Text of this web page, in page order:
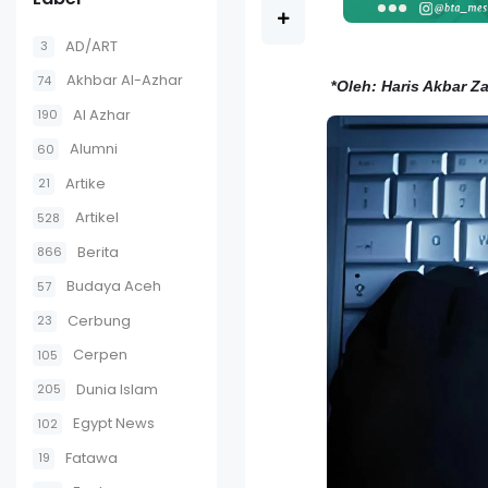
3 AD/ART
74 Akhbar Al-Azhar
190 Al Azhar
60 Alumni
21 Artike
528 Artikel
866 Berita
57 Budaya Aceh
23 Cerbung
105 Cerpen
205 Dunia Islam
102 Egypt News
19 Fatawa
*Oleh: Haris Akbar